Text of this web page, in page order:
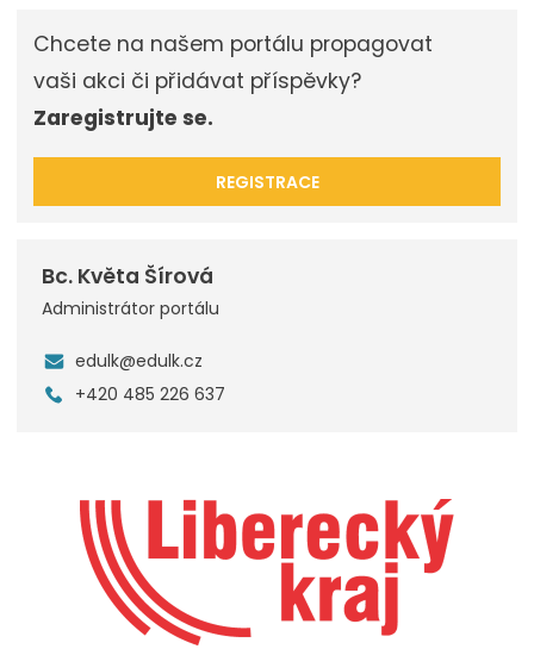
Chcete na našem portálu propagovat
vaši akci či přidávat příspěvky?
Zaregistrujte se.
REGISTRACE
Bc. Květa Šírová
Administrátor portálu
edulk@edulk.cz
+420 485 226 637